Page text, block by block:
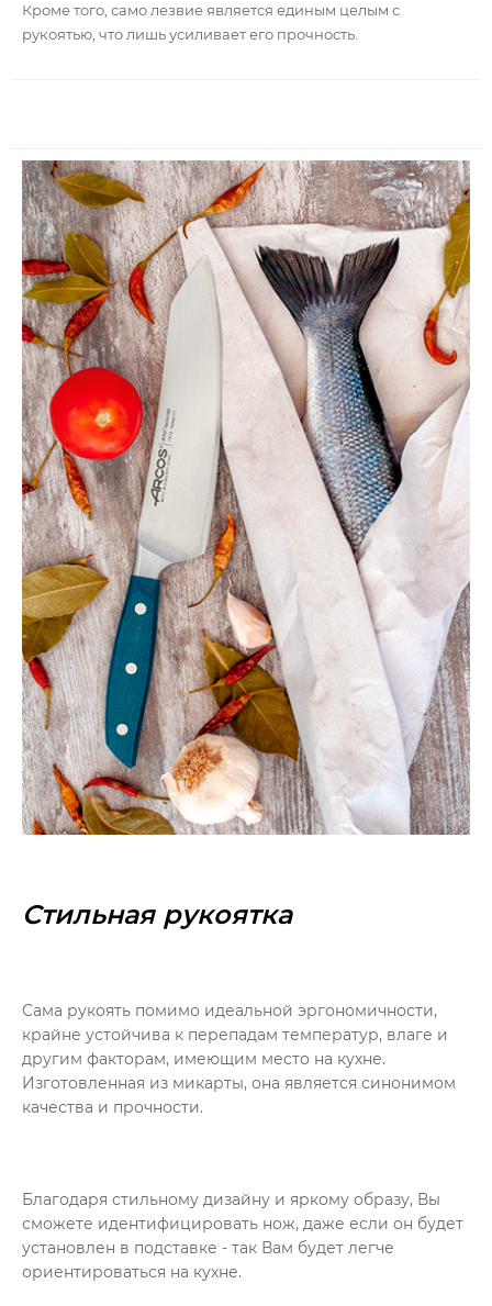
Кроме того, само лезвие является единым целым с
рукоятью, что лишь усиливает его прочность.
Стильная рукоятка
Сама рукоять помимо идеальной эргономичности,
крайне устойчива к перепадам температур, влаге и
другим факторам, имеющим место на кухне.
Изготовленная из микарты, она является синонимом
качества и прочности.
Благодаря стильному дизайну и яркому образу, Вы
сможете идентифицировать нож, даже если он будет
установлен в подставке - так Вам будет легче
ориентироваться на кухне.